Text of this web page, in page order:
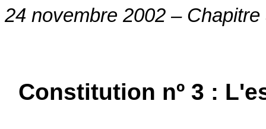
24 novembre 2002 –
Constitution nº 3 :